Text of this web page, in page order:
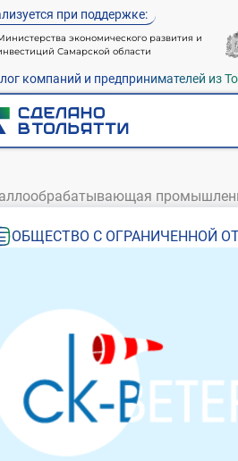
при поддержке:
экономического развития и
Самарской области
компаний и предпринимателей из
ОБЩЕСТВО С ОГРАНИЧЕННОЙ